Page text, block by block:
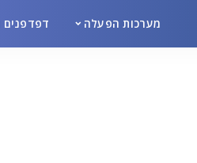
מערכות הפעלה דפדפנים